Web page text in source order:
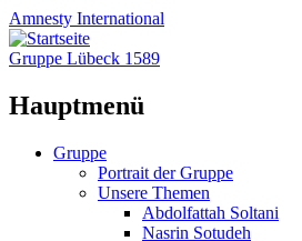
Amnesty International
Gruppe Lübeck 1589
Hauptmenü
Zum
Gruppe
Portrait der Gruppe
Unsere Themen
Abdolfattah Soltani
Nasrin Sotudeh